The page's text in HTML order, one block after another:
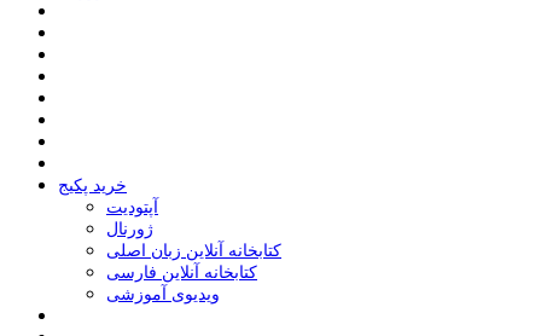
خرید پکیج
ﺁﭘﺘﻮﺩﯾﺖ
ﮊﻭﺭﻧﺎﻝ
کتابخانه آنلاین زبان اصلی
کتابخانه آنلاین فارسی
ویدیوی آموزشی